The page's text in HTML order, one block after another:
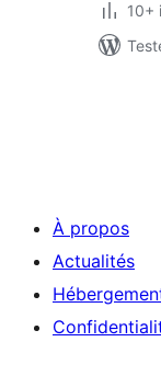
10+
À propos
Actualités